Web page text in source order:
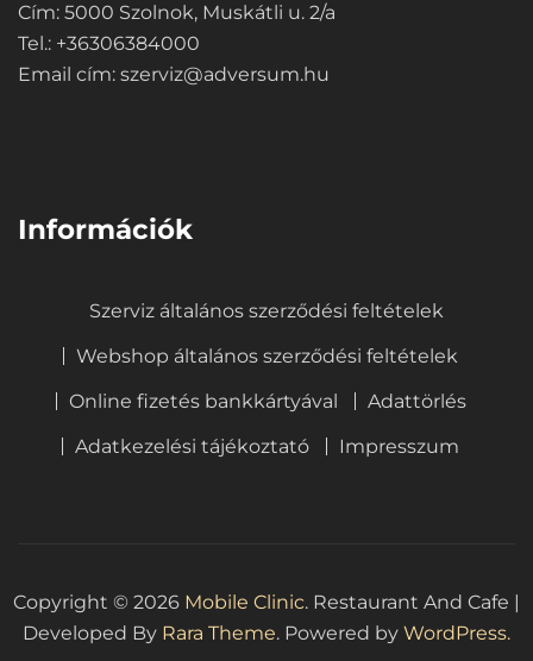
Cím: 5000 Szolnok, Muskátli u. 2/a
Tel.: +36306384000
Email cím: szerviz@adversum.hu
Információk
Szerviz általános szerződési feltételek
Webshop általános szerződési feltételek
Online fizetés bankkártyával
Adattörlés
Adatkezelési tájékoztató
Impresszum
Copyright © 2026 Mobile Clinic. Restaurant And Cafe |
Developed By Rara Theme. Powered by WordPress.